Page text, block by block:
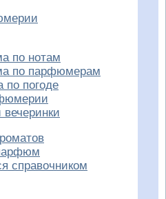
по нотам
по парфюмерам
погоде
справочником